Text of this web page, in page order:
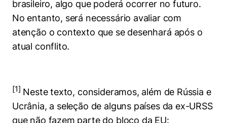
brasileiro, algo que poderá ocorrer no futuro.
No entanto, será necessário avaliar com
atenção o contexto que se desenhará após o
atual conflito.
[1] Neste texto, consideramos, além de Rússia e
Ucrânia, a seleção de alguns países da ex-URSS
que não fazem parte do bloco da EU: